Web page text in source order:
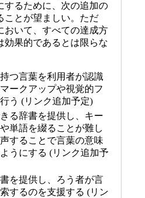
するために、次の追加の
ことが望ましい。ただ
おいて、すべての達成方
効果的であるとは限らな
つ言葉を利用者が認識
ークアップや視覚的フ
う (リンク追加予定)
る辞書を提供し、キー
単語を綴ることが難し
することで言葉の意味
うにする (リンク追加予
を提供し、ろう者が言
するのを支援する (リン